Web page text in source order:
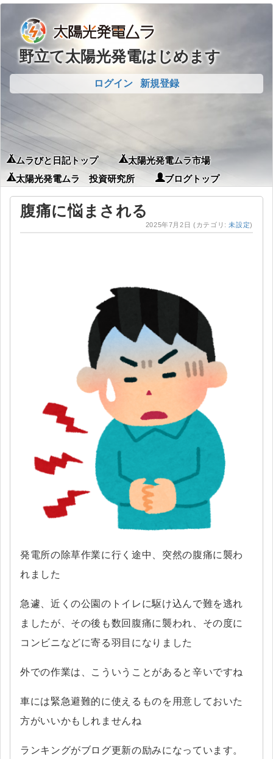
野立て太陽光発電はじめます
ログイン 新規登録
ムラびと日記トップ
太陽光発電ムラ市場
太陽光発電ムラ 投資研究所
ブログトップ
腹痛に悩まされる
2025年7月2日 (カテゴリ:未設定)
発電所の除草作業に行く途中、突然の腹痛に襲わ
れました
急遽、近くの公園のトイレに駆け込んで難を逃れ
ましたが、その後も数回腹痛に襲われ、その度に
コンビニなどに寄る羽目になりました
外での作業は、こういうことがあると辛いですね
車には緊急避難的に使えるものを用意しておいた
方がいいかもしれませんね
ランキングがブログ更新の励みになっています。